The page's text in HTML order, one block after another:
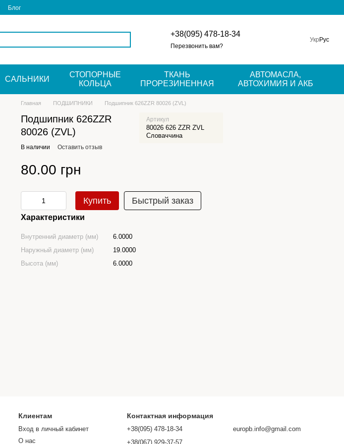
Блог
+38(095) 478-18-34
Перезвонить вам?
Укр Рус
САЛЬНИКИ
СТОПОРНЫЕ
КОЛЬЦА
ТКАНЬ
ПРОРЕЗИНЕННАЯ
АВТОМАСЛА,
АВТОХИМИЯ И АКБ
Главная ПОДШИПНИКИ Подшипник 626ZZR 80026 (ZVL)
Подшипник 626ZZR
80026 (ZVL)
Артикул
80026 626 ZZR ZVL
Словаччина
В наличии Оставить отзыв
80.00 грн
Купить Быстрый заказ
Характеристики
Внутренний диаметр (мм)
6.0000
Наружный диаметр (мм)
19.0000
Высота (мм)
6.0000
Клиентам
Вход в личный кабинет
О нас
Контактная информация
+38(095) 478-18-34
+38(067) 929-37-57
europb.info@gmail.com